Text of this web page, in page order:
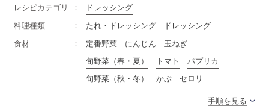
レシピカテゴリ
ドレッシング
料理種類
たれ・ドレッシング
ドレッシング
食材
定番野菜 にんじん
玉ねぎ
旬野菜（春・夏）
トマト
パプリカ
旬野菜（秋・冬）
かぶ セロリ
手順を見る